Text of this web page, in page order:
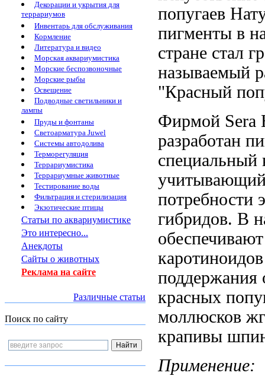
Декорации и укрытия для
террариумов
Инвентарь для обслуживания
Кормление
Литература и видео
Морская аквариумистика
Морские беспозвоночные
Морские рыбы
Освещение
Подводные светильники и
лампы
Пруды и фонтаны
Светоарматура Juwel
Системы автодолива
Терморегуляция
Террариумистика
Террариумные животные
Тестирование воды
Фильтрация и стерилизация
Экзотические птицы
Статьи по аквариумистике
Это интересно...
Анекдоты
Сайты о животных
Реклама на сайте
Различные статьи
Поиск по сайту
попугаев
пигменты в
стране стал
называемый
"Красный
Фирмой Sera
разработан
потребности
гибридов. В
поддержания
красных
моллюсков
крапивы
Применение: